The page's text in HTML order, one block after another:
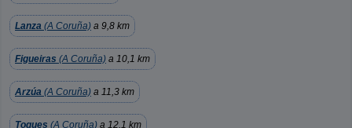
Lanza (A Coruña) a 9,8 km
Figueiras (A Coruña) a 10,1 km
Arzúa (A Coruña) a 11,3 km
Toques (A Coruña) a 12,1 km